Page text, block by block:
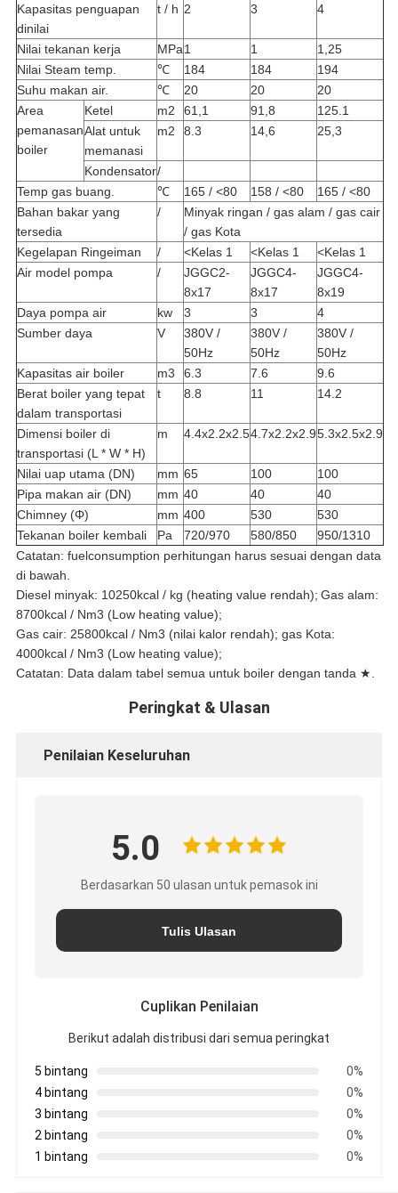
Kapasitas penguapan
dinilai
t / h 2 3 4
Nilai tekanan kerja MPa1 1
1,25
Nilai Steam temp.
℃ 184 184
194
Suhu makan air.
℃ 20 20
20
Area
pemanasan
boiler
Ketel m2 61,1 91,8
125.1
Alat untuk
memanasi
m2 8.3 14,6 25,3
Kondensator/
Temp gas buang.
℃ 165 / <80 158 / <80
165 / <80
Bahan bakar yang
tersedia
/
Minyak ringan / gas alam / gas cair
/ gas Kota
Kegelapan Ringeiman
/ <Kelas 1 <Kelas 1
<Kelas 1
Air model pompa
/
JGGC2-
8x17
JGGC4-
8x17
JGGC4-
8x19
Daya pompa air
kw 3 3
4
Sumber daya
V
380V /
50Hz
380V /
50Hz
380V /
50Hz
Kapasitas air boiler
m3 6.3 7.6
9.6
Berat boiler yang tepat
dalam transportasi
t 8.8 11 14.2
Dimensi boiler di
transportasi (L * W * H)
m 4.4x2.2x2.54.7x2.2x2.95.3x2.5x2.9
Nilai uap utama (DN) mm 65 100
100
Pipa makan air (DN)
mm 40 40
40
Chimney (Φ)
mm 400 530
530
Tekanan boiler kembali
Pa 720/970 580/850
950/1310
Catatan: fuelconsumption perhitungan harus sesuai dengan data
di bawah.
Diesel minyak: 10250kcal / kg (heating value rendah); Gas alam:
8700kcal / Nm3 (Low heating value);
Gas cair: 25800kcal / Nm3 (nilai kalor rendah); gas Kota:
4000kcal / Nm3 (Low heating value);
Catatan: Data dalam tabel semua untuk boiler dengan tanda ★.
Peringkat & Ulasan
Penilaian Keseluruhan
5.0
Berdasarkan 50 ulasan untuk pemasok ini
Tulis Ulasan
Cuplikan Penilaian
Berikut adalah distribusi dari semua peringkat
5 bintang
0%
4 bintang
0%
3 bintang
0%
2 bintang
0%
1 bintang
0%